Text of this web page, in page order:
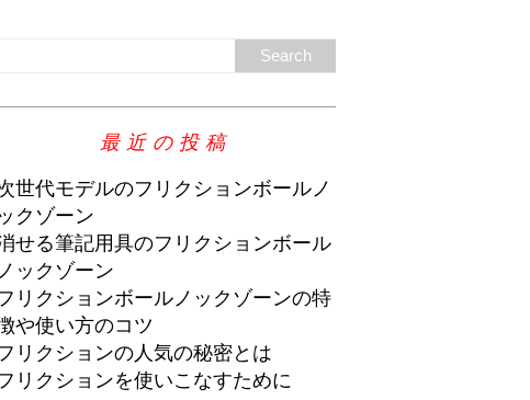
最近の投稿
世代モデルのフリクションボールノ
ックゾーン
せる筆記用具のフリクションボール
ックゾーン
リクションボールノックゾーンの特
や使い方のコツ
リクションの人気の秘密とは
リクションを使いこなすために